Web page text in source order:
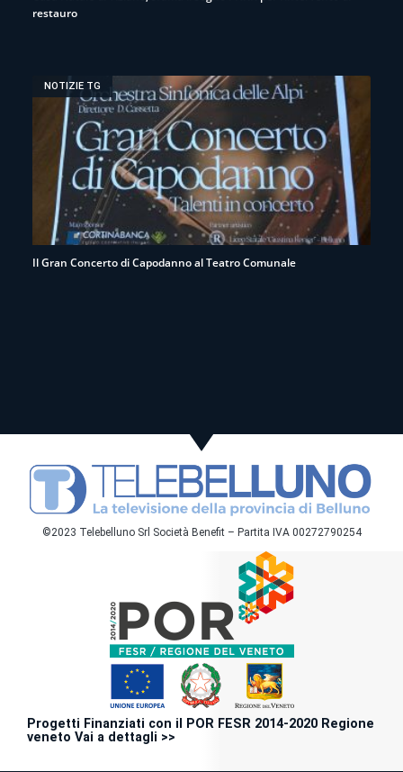
restauro
NOTIZIE TG
Il Gran Concerto di Capodanno al Teatro Comunale
©2023 Telebelluno Srl Società Benefit – Partita IVA 00272790254
Progetti Finanziati con il POR FESR 2014-2020 Regione
veneto Vai a dettagli >>